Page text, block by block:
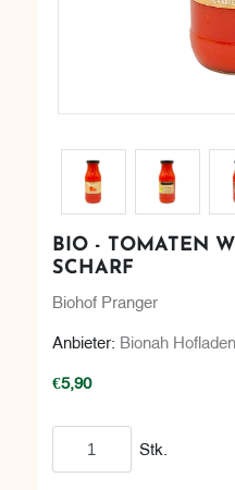
BIO - TOMATEN
SCHARF
Biohof Pranger
Anbieter: Bionah
€5,90
Stk.